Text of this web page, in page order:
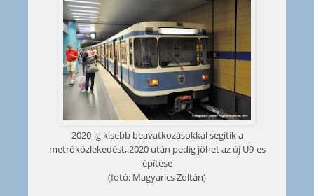
2020-ig kisebb beavatkozásokkal segítik a
metróközlekedést, 2020 után pedig jöhet az új U9-es
építése
(fotó: Magyarics Zoltán)